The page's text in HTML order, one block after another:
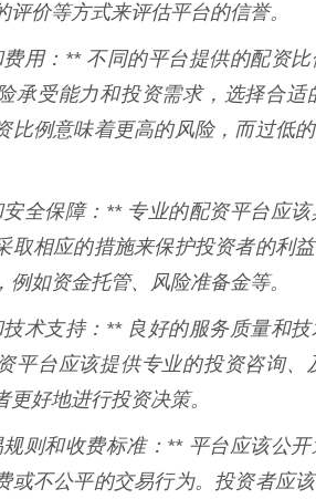
评价等方式来评估平台的信誉。
用：** 不同的平台提供的配资
承受能力和投资需求，选择合
比例意味着更高的风险，而过低
全保障：** 专业的配资平台应
取相应的措施来保护投资者的利
例如资金托管、风险准备金等。
术支持：** 良好的服务质量和
平台应该提供专业的投资咨询
更好地进行投资决策。
则和收费标准：** 平台应该公
或不公平的交易行为。投资者应